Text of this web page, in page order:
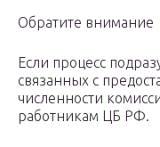
Обратите внимание
Если процесс
связанных с
численности
работникам ЦБ РФ.